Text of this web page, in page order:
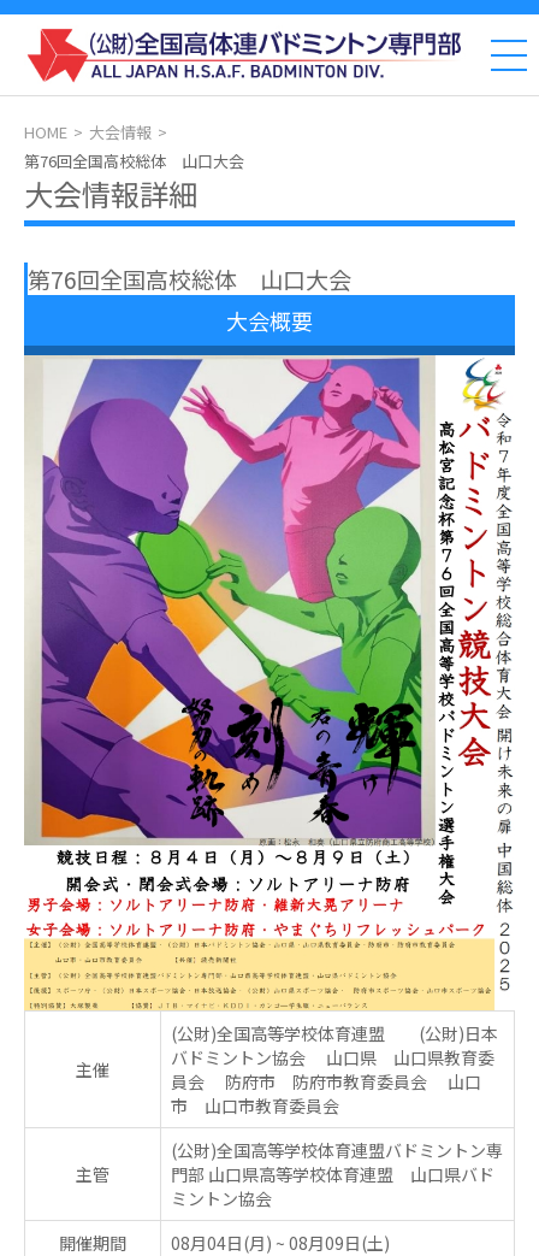
HOME
大会情報
第76回全国高校総体 山口大会
大会情報詳細
第76回全国高校総体 山口大会
大会概要
主催
(公財)全国高等学校体育連盟 (公財)日本
バドミントン協会 山口県 山口県教育委
員会 防府市 防府市教育委員会 山口
市 山口市教育委員会
主管
(公財)全国高等学校体育連盟バドミントン専
門部 山口県高等学校体育連盟 山口県バド
ミントン協会
開催期間
08月04日(月) ~ 08月09日(土)